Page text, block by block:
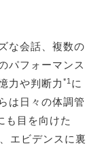
な会話、複数の
パフォーマンス
力や判断力 *1 に
は日々の体調管
も目を向けた
エビデンスに裏